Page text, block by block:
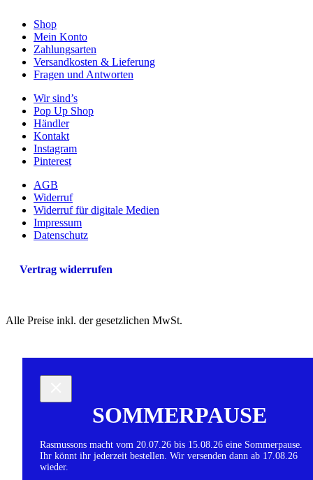
Shop
Mein Konto
Zahlungsarten
Versandkosten & Lieferung
Fragen und Antworten
Wir sind’s
Pop Up Shop
Händler
Kontakt
Instagram
Pinterest
AGB
Widerruf
Widerruf für digitale Medien
Impressum
Datenschutz
Vertrag widerrufen
Alle Preise inkl. der gesetzlichen MwSt.
SOMMERPAUSE
Rasmussons macht vom 20.07.26 bis 15.08.26 eine Sommerpause.
Ihr könnt ihr jederzeit bestellen. Wir versenden dann ab 17.08.26
wieder.